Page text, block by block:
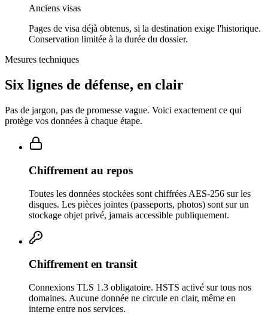
Anciens visas
Pages de visa déjà obtenus, si la destination exige l'historique.
Conservation limitée à la durée du dossier.
Mesures techniques
Six lignes de défense, en clair
Pas de jargon, pas de promesse vague. Voici exactement ce qui
protège vos données à chaque étape.
Chiffrement au repos
Toutes les données stockées sont chiffrées AES-256 sur les
disques. Les pièces jointes (passeports, photos) sont sur un
stockage objet privé, jamais accessible publiquement.
Chiffrement en transit
Connexions TLS 1.3 obligatoire. HSTS activé sur tous nos
domaines. Aucune donnée ne circule en clair, même en
interne entre nos services.